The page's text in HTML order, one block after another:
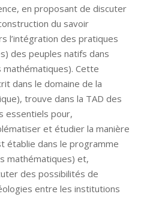
en proposant de discuter
du savoir
l’intégration des pratiques
des peuples natifs dans
mathématiques). Cette
dans le domaine de la
trouve dans la TAD des
essentiels pour,
et étudier la manière
établie dans le programme
mathématiques) et,
des possibilités de
entre les institutions